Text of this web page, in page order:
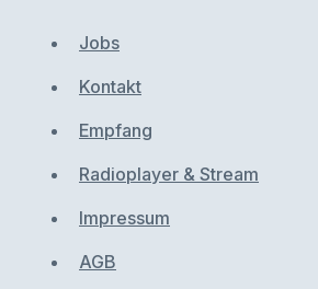
Jobs
Kontakt
Empfang
Radioplayer & Stream
Impressum
AGB